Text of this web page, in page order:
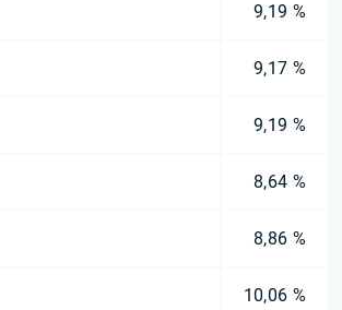
9,19 %
9,17 %
9,19 %
8,64 %
8,86 %
10,06 %